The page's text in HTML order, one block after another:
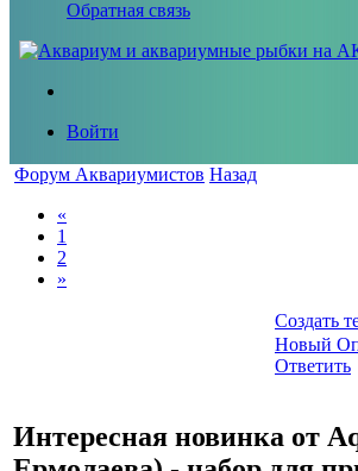
Обратная связь
Войти
Форум Аквариумистов Назад
«
1
2
»
Создать
Новый
Ответить
Интересная новинка от